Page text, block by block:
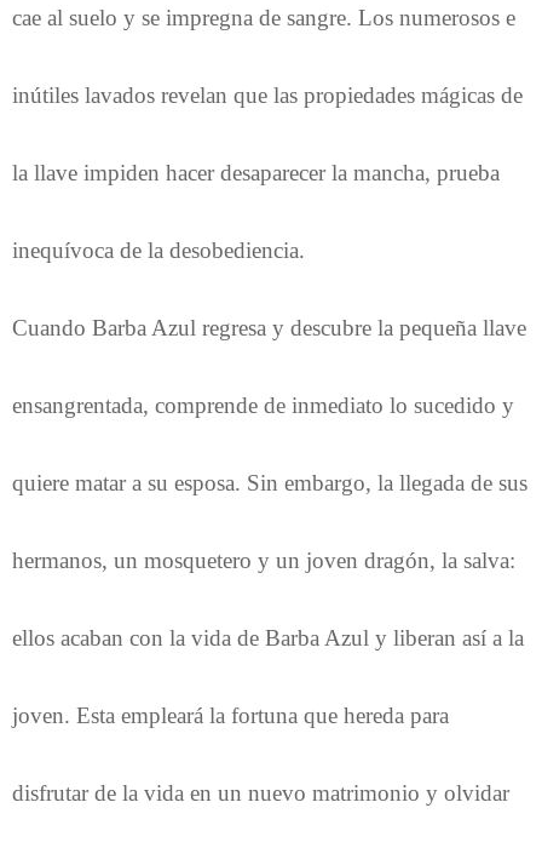
cae al suelo y se impregna de sangre. Los numerosos e
inútiles lavados revelan que las propiedades mágicas de
la llave impiden hacer desaparecer la mancha, prueba
inequívoca de la desobediencia.
Cuando Barba Azul regresa y descubre la pequeña llave
ensangrentada, comprende de inmediato lo sucedido y
quiere matar a su esposa. Sin embargo, la llegada de sus
hermanos, un mosquetero y un joven dragón, la salva:
ellos acaban con la vida de Barba Azul y liberan así a la
joven. Esta empleará la fortuna que hereda para
disfrutar de la vida en un nuevo matrimonio y olvidar